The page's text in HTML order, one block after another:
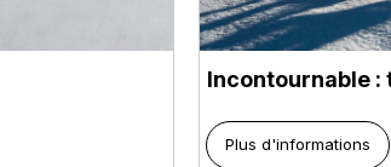
Incontournable :
Plus d'informations